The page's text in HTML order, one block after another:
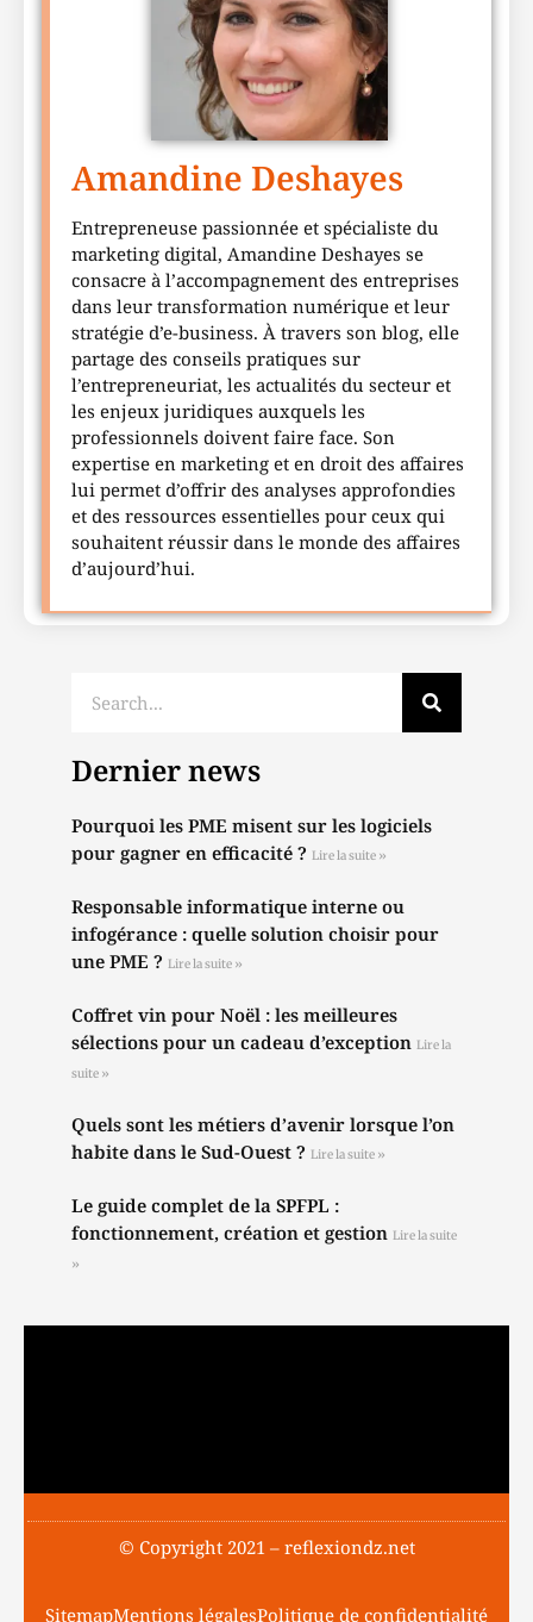
Amandine Deshayes
Entrepreneuse passionnée et spécialiste du
marketing digital, Amandine Deshayes se
consacre à l’accompagnement des entreprises
dans leur transformation numérique et leur
stratégie d’e-business. À travers son blog, elle
partage des conseils pratiques sur
l’entrepreneuriat, les actualités du secteur et
les enjeux juridiques auxquels les
professionnels doivent faire face. Son
expertise en marketing et en droit des affaires
lui permet d’offrir des analyses approfondies
et des ressources essentielles pour ceux qui
souhaitent réussir dans le monde des affaires
d’aujourd’hui.
Dernier news
Pourquoi les PME misent sur les logiciels
pour gagner en efficacité ? Lire la suite »
Responsable informatique interne ou
infogérance : quelle solution choisir pour
une PME ? Lire la suite »
Coffret vin pour Noël : les meilleures
sélections pour un cadeau d’exception Lire la
suite »
Quels sont les métiers d’avenir lorsque l’on
habite dans le Sud-Ouest ? Lire la suite »
Le guide complet de la SPFPL :
fonctionnement, création et gestion Lire la suite
»
© Copyright 2021 – reflexiondz.net
SitemapMentions légalesPolitique de confidentialité